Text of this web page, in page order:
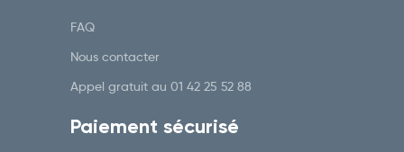
FAQ
Nous contacter
Appel gratuit au 01 42 25 52 88
Paiement sécurisé